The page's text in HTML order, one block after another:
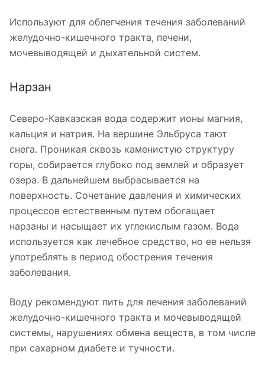
Используют для облегчения течения заболеваний
желудочно-кишечного тракта, печени,
мочевыводящей и дыхательной систем.
Нарзан
Северо-Кавказская вода содержит ионы магния,
кальция и натрия. На вершине Эльбруса тают
снега. Проникая сквозь каменистую структуру
горы, собирается глубоко под землей и образует
озера. В дальнейшем выбрасывается на
поверхность. Сочетание давления и химических
процессов естественным путем обогащает
нарзаны и насыщает их углекислым газом. Вода
используется как лечебное средство, но ее нельзя
употреблять в период обострения течения
заболевания.
Воду рекомендуют пить для лечения заболеваний
желудочно-кишечного тракта и мочевыводящей
системы, нарушениях обмена веществ, в том числе
при сахарном диабете и тучности.